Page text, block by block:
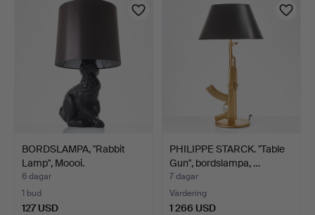
BORDSLAMPA, "Rabbit
Lamp", Moooi.
6 dagar
1 bud
127 USD
PHILIPPE STARCK. "Table
Gun", bordslampa, …
7 dagar
Värdering
1 266 USD